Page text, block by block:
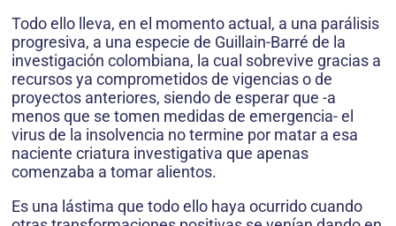
Todo ello lleva, en el momento actual, a una parálisis
progresiva, a una especie de Guillain-Barré de la
investigación colombiana, la cual sobrevive gracias a
recursos ya comprometidos de vigencias o de
proyectos anteriores, siendo de esperar que -a
menos que se tomen medidas de emergencia- el
virus de la insolvencia no termine por matar a esa
naciente criatura investigativa que apenas
comenzaba a tomar alientos.
Es una lástima que todo ello haya ocurrido cuando